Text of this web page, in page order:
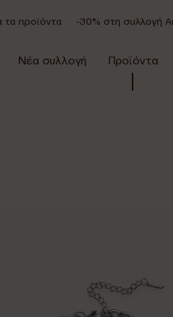
προϊόντα -30% στη συλλογή
Νέα συλλογή Προϊόντα